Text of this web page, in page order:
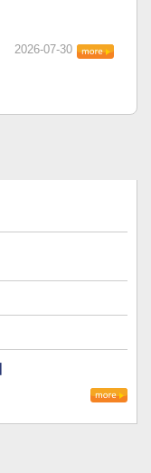
2026-07-30